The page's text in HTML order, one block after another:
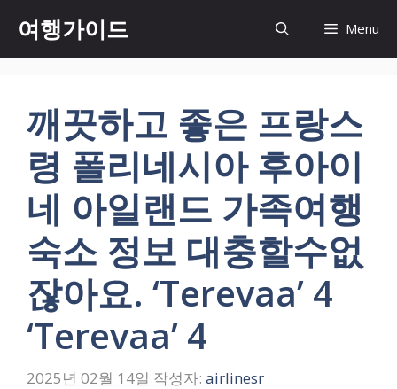
츠
여행가이드 Menu
깨끗하고 좋은 프랑스
령 폴리네시아 후아이
네 아일랜드 가족여행
숙소 정보 대충할수없
잖아요. ‘Terevaa’ 4
‘Terevaa’ 4
2025년 02월 14일 작성자: airlinesr